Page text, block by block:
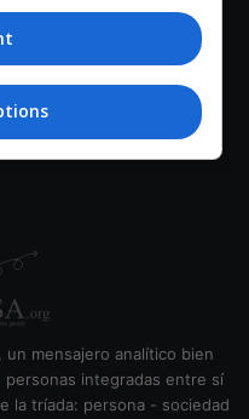
mensajero analítico bien
personas integradas entre sí
la tríada: persona - sociedad